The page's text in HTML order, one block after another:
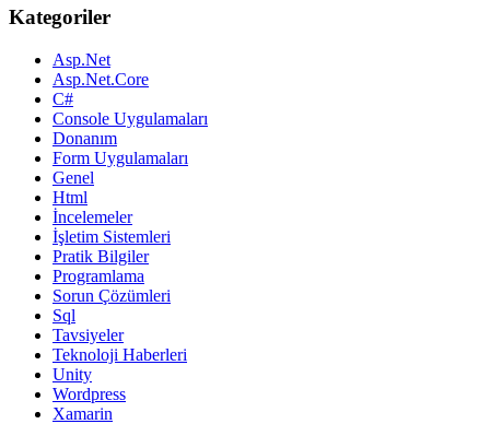
Kategoriler
Asp.Net
Asp.Net.Core
C#
Console Uygulamaları
Donanım
Form Uygulamaları
Genel
Html
İncelemeler
İşletim Sistemleri
Pratik Bilgiler
Programlama
Sorun Çözümleri
Sql
Tavsiyeler
Teknoloji Haberleri
Unity
Wordpress
Xamarin